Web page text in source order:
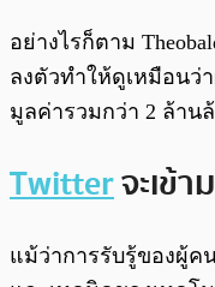
อย่างไรก็ตาม
ลงตัวทำให้ดูเหมือนว่
มูลค่ารวมกว่า 2 ล้าน
Twitterจะเข้
แม้ว่าการรับรู้ของผู้ค